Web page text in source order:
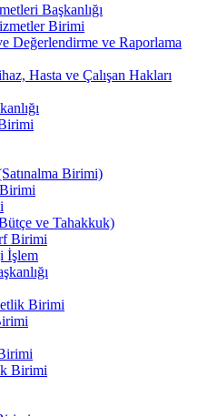
Başkanlığı
Birimi
Değerlendirme ve Raporlama
Hasta ve Çalışan Hakları
Birimi)
ve Tahakkuk)
Birimi
İşlem
Birimi
Birimi